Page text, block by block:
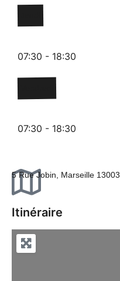
07:30 - 18:30
07:30 - 18:30
Itinéraire
5 Rue Jobin, Marseille 13003